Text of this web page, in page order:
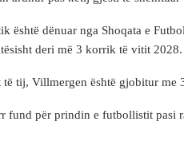
është dënuar nga Shoqata e
deri më 3 korrik të vitit 2028.
tij, Villmergen është gjobitur me
fund për prindin e futbollistit pasi